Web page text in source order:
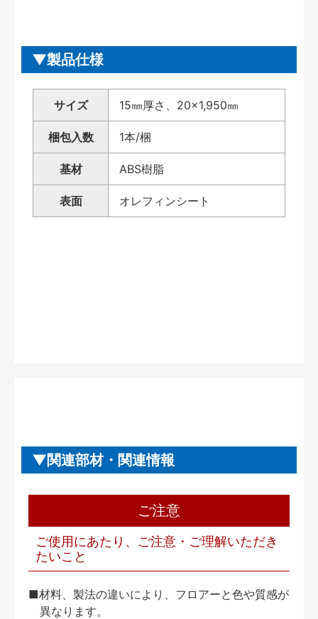
製品仕様
サイズ 15㎜厚さ、20×1,950㎜
梱包入数 1本/梱
基材 ABS樹脂
表面 オレフィンシート
関連部材・関連情報
ご注意
ご使用にあたり、ご注意・ご理解いただき
たいこと
■材料、製法の違いにより、フロアーと色や質感が
異なります。